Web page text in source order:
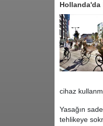
Hollanda'da
cihaz
Yasağın
tehlikeye